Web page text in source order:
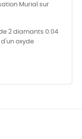
Murial sur
2 diamants 0.04
oxyde